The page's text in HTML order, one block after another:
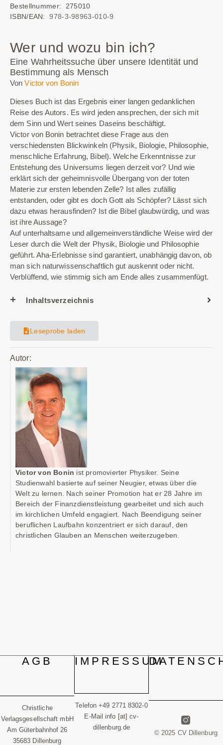
Bestellnummer: 275010
ISBN/EAN:978-3-98963-010-9
Wer und wozu bin ich?
Eine Wahrheitssuche über unsere Identität und
Bestimmung als Mensch
VonVictor von Bonin
Dieses Buch ist das Ergebnis einer langen gedanklichen
Reise des Autors. Es wird jeden ansprechen, der sich mit
dem Sinn und Wert seines Daseins beschäftigt.
Victor von Bonin betrachtet diese Frage aus den
verschiedensten Blickwinkeln (Physik, Biologie, Philosophie,
menschliche Erfahrung, Bibel). Welche Erkenntnisse zur
Entstehung des Universums liegen derzeit vor? Und wie
erklärt sich der geheimnisvolle Übergang von der toten
Materie zur ersten lebenden Zelle? Ist alles zufällig
entstanden, oder gibt es doch Gott als Schöpfer? Lässt sich
dazu etwas herausfinden? Ist die Bibel glaubwürdig, und was
ist ihre Aussage?
Auf unterhaltsame und allgemeinverständliche Weise wird der
Leser durch die Welt der Physik, Biologie und Philosophie
geführt. Aha-Erlebnisse sind garantiert, unabhängig davon, ob
man sich naturwissenschaftlich gut auskennt oder nicht.
Verblüffend, wie stimmig sich am Ende alles zusammenfügt.
Inhaltsverzeichnis
Leseprobe laden
Autor:
Victor von Bonin ist promovierter Physiker. Seine
Studienwahl basierte auf seiner Neugier, etwas über die
Welt zu lernen. Nach seiner Promotion hat er 28 Jahre im
Bereich der Finanzdienstleistung gearbeitet und sich auch
im kirchlichen Umfeld engagiert. Nach Beendigung seiner
beruflichen Laufbahn konzentriert er sich darauf, den
christlichen Glauben an Menschen weiterzugeben.
AGB
Christliche
Verlagsgesellschaft mbH
Am Güterbahnhof 26
35683 Dillenburg
IMPRESSUM
Telefon +49 2771 8302-0
E-Mail info [at] cv-
dillenburg.de
© 2025 CV Dillenburg